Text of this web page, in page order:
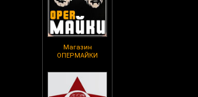
Магазин
ОПЕРМАЙКИ